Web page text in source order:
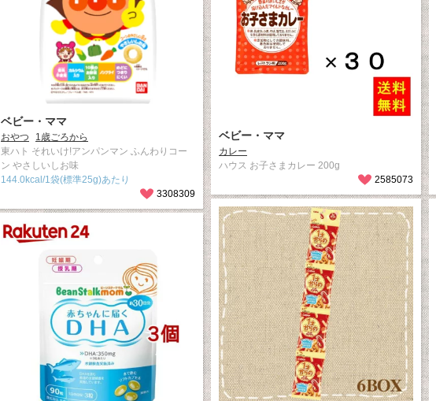
ベビー・ママ
おやつ
1歳ごろから
東ハト それいけ!アンパンマン ふんわりコー
ン やさしいしお味
144.0kcal/1袋(標準25g)あたり
3308309
ベビー・ママ
カレー
ハウス お子さまカレー 200g
2585073